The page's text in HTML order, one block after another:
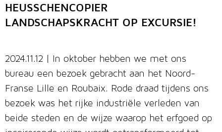
HEUSSCHENCOPIER
LANDSCHAPSKRACHT OP EXCURSIE!
2024.11.12 | In oktober hebben we met ons
bureau een bezoek gebracht aan het Noord-
Franse Lille en Roubaix. Rode draad tijdens ons
bezoek was het rijke industriële verleden van
beide steden en de wijze waarop het erfgoed op